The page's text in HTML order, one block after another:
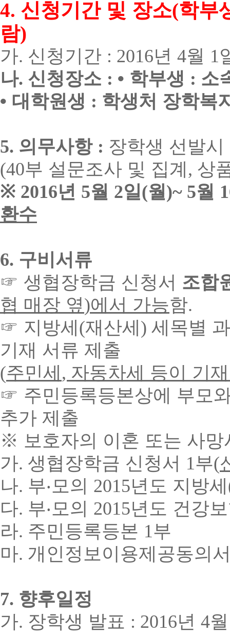
4. 신청기간 및 장소(학부
람)
가. 신청기간 : 2016년 4월 1
나. 신청장소 : • 학부생 : 소
• 대학원생 : 학생처 장학복
5. 의무사항 : 장학생 선발
(40부 설문조사 및 집계 , 상
※ 2016년 5월 2일(월)~ 5월
환수
6. 구비서류
☞ 생협장학금 신청서 조합
협 매장 옆)에서 가능함.
☞ 지방세 (재산세 ) 세목별
기재 서류 제출
(주민세 , 자동차세 등이 기
☞ 주민등록등본상에 부모
추가 제출
※ 보호자의 이혼 또는 사망
가. 생협장학금 신청서 1부(
나. 부‧모의 2015년도 지방세
다. 부‧모의 2015년도 건강
라. 주민등록등본 1부
마. 개인정보이용제공동의
7. 향후일정
가. 장학생 발표 : 2016년 4